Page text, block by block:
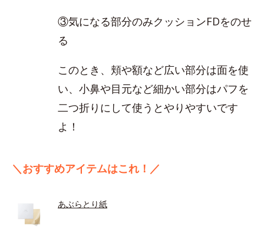
③気になる部分のみクッションFDをのせ
る
このとき、頬や額など広い部分は面を使
い、小鼻や目元など細かい部分はパフを
二つ折りにして使うとやりやすいです
よ！
＼おすすめアイテムはこれ！／
あぶらとり紙